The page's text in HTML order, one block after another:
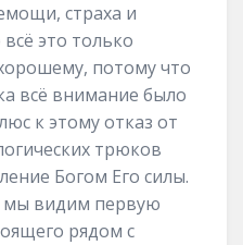
страха и
это только
потому что
всё внимание было
к этому отказ от
трюков
Богом Его силы.
мы видим первую
рядом с